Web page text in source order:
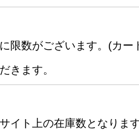
限数がございます。(カー
きます。
イト上の在庫数となりま